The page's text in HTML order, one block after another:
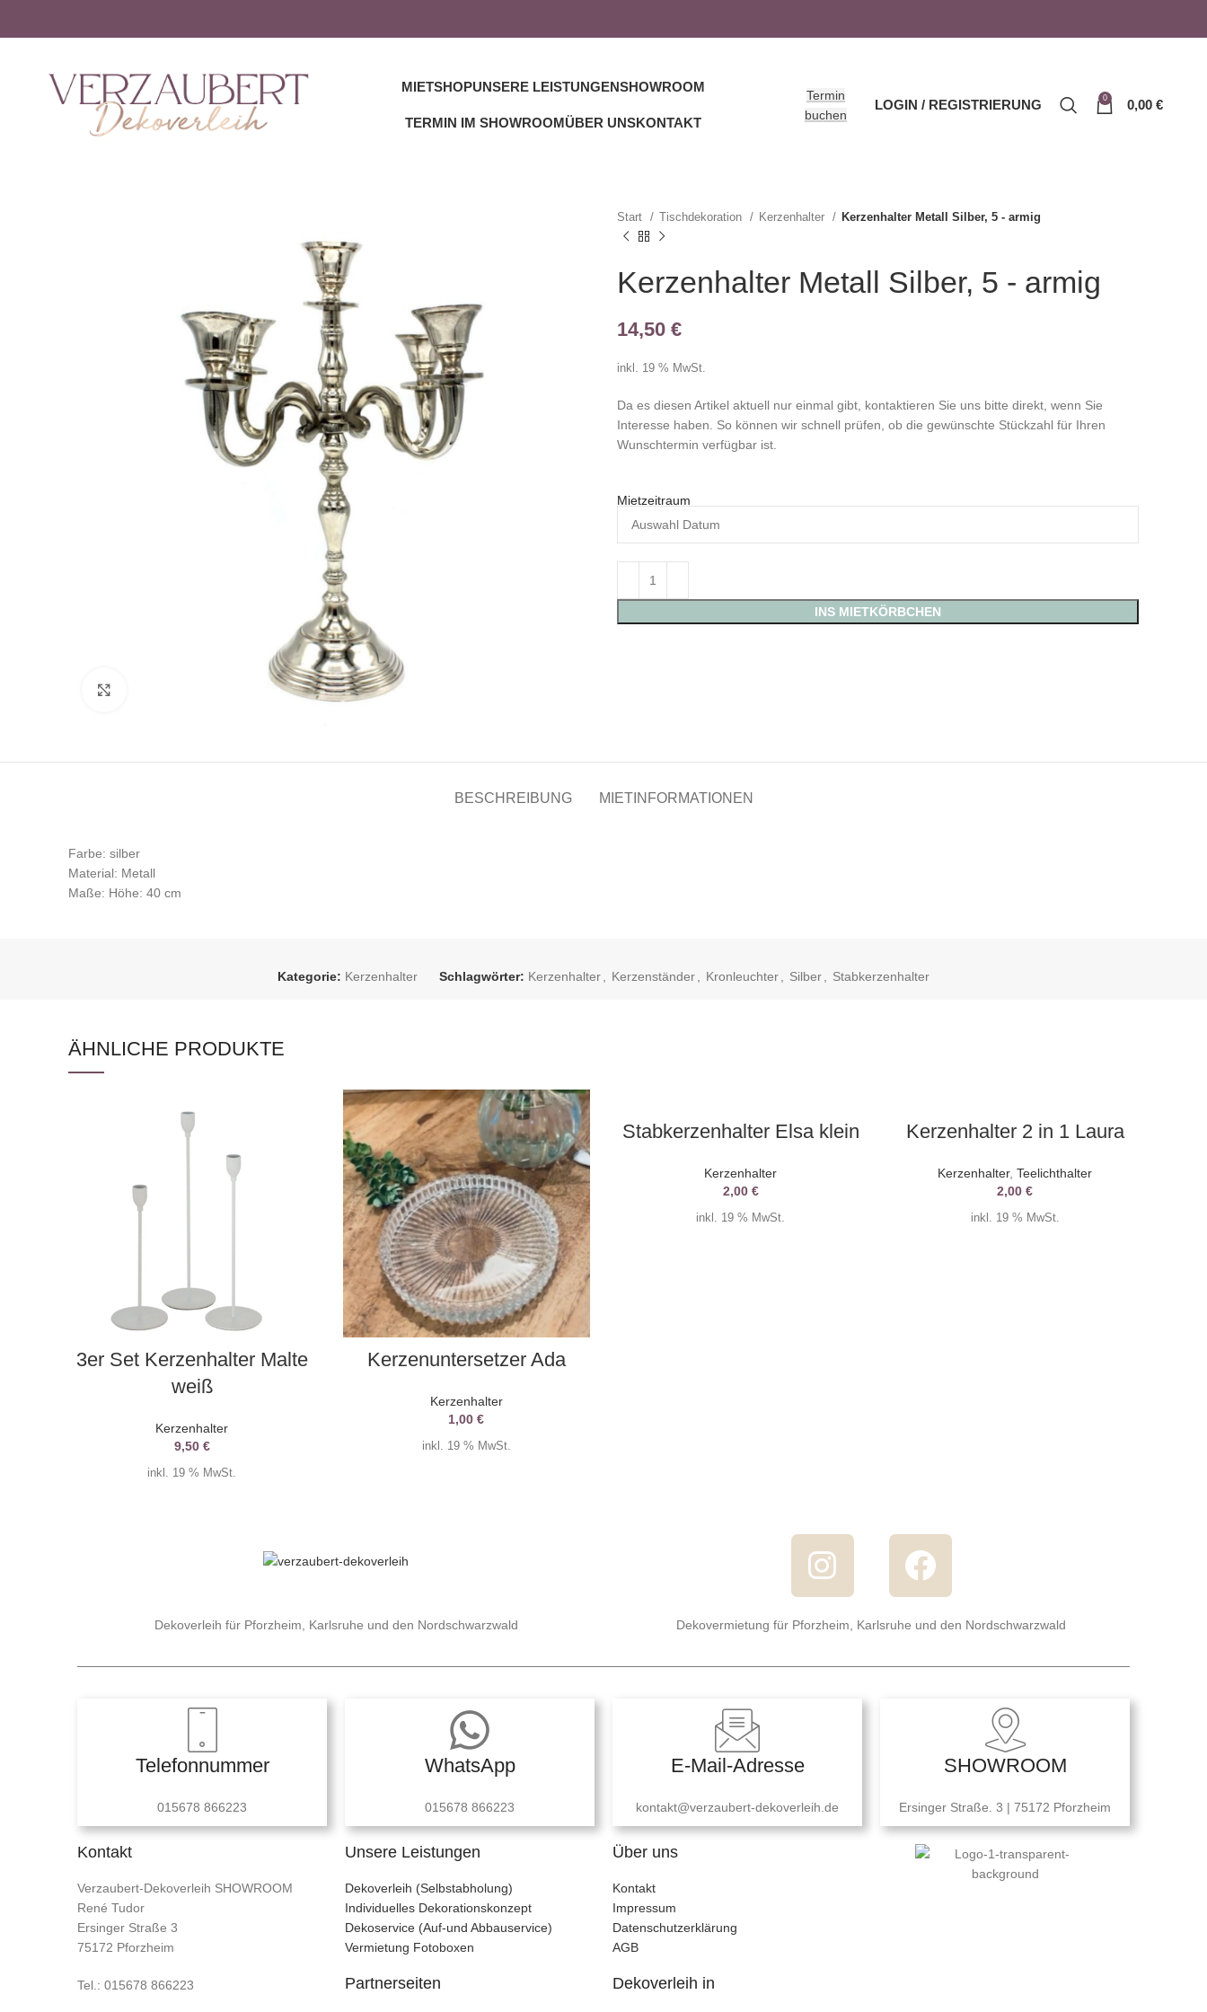
MIETSHOPUNSERE LEISTUNGENSHOWROOM
TERMIN IM SHOWROOMÜBER UNSKONTAKT
Termin
buchen
LOGIN / REGISTRIERUNG 0 0,00€
Start Tischdekoration Kerzenhalter Kerzenhalter Metall Silber, 5 - armig
Kerzenhalter Metall Silber, 5 - armig
14,50 €
inkl. 19 % MwSt.
Da es diesen Artikel aktuell nur einmal gibt, kontaktieren Sie uns bitte direkt, wenn Sie
Interesse haben. So können wir schnell prüfen, ob die gewünschte Stückzahl für Ihren
Wunschtermin verfügbar ist.
Mietzeitraum
INS MIETKÖRBCHEN
BESCHREIBUNG MIETINFORMATIONEN
Farbe: silber
Material: Metall
Maße: Höhe: 40 cm
Kategorie: Kerzenhalter Schlagwörter: Kerzenhalter Kerzenständer Kronleuchter Silber Stabkerzenhalter
ÄHNLICHE PRODUKTE
3er Set Kerzenhalter Malte
weiß
Kerzenhalter
9,50 €
inkl. 19 % MwSt.
Kerzenuntersetzer Ada
Kerzenhalter
1,00€
inkl. 19 % MwSt.
Stabkerzenhalter Elsa klein
Kerzenhalter
2,00 €
inkl. 19 % MwSt.
Kerzenhalter 2 in 1 Laura
Kerzenhalter,Teelichthalter
2,00€
inkl. 19 % MwSt.
Dekoverleih für Pforzheim, Karlsruhe und den Nordschwarzwald Dekovermietung für Pforzheim, Karlsruhe und den Nordschwarzwald
Telefonnummer
015678 866223
WhatsApp
015678 866223
E-Mail-Adresse
kontakt@verzaubert-dekoverleih.de
SHOWROOM
Ersinger Straße. 3 | 75172 Pforzheim
Kontakt
Verzaubert-Dekoverleih SHOWROOM
René Tudor
Ersinger Straße 3
75172 Pforzheim
Tel.: 015678 866223
Unsere Leistungen
Dekoverleih (Selbstabholung)
Individuelles Dekorationskonzept
Dekoservice (Auf-und Abbauservice)
Vermietung Fotoboxen
Partnerseiten
Über uns
Kontakt
Impressum
Datenschutzerklärung
AGB
Dekoverleih in